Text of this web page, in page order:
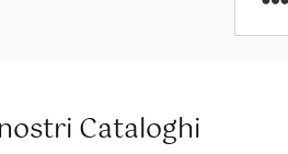
Cataloghi